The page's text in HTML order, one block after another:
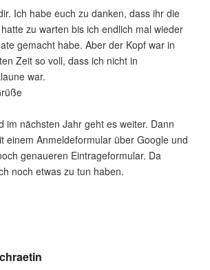
Ich habe euch zu danken, dass ihr die
zu warten bis ich endlich mal wieder
gemacht habe. Aber der Kopf war in
Zeit so voll, dass ich nicht in
war.
im nächsten Jahr geht es weiter. Dann
einem Anmeldeformular über Google und
genaueren Eintrageformular. Da
noch etwas zu tun haben.